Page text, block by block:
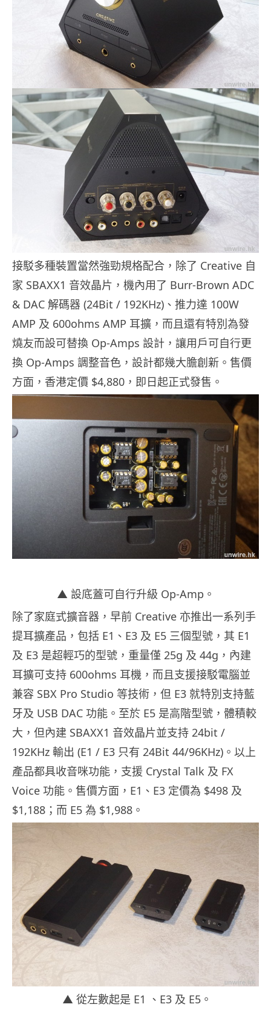
接駁多種裝置當然強勁規格配合，除了 Creative 自
家 SBAXX1 音效晶片，機內用了 Burr-Brown ADC
& DAC 解碼器 (24Bit / 192KHz)、推力達 100W
AMP 及 600ohms AMP 耳擴，而且還有特別為發
燒友而設可替換 Op-Amps 設計，讓用戶可自行更
換 Op-Amps 調整音色，設計都幾大膽創新。售價
方面，香港定價 $4,880，即日起正式發售。
▲ 設底蓋可自行升級 Op-Amp。
除了家庭式擴音器，早前 Creative 亦推出一系列手
提耳擴產品，包括 E1、E3 及 E5 三個型號，其 E1
及 E3 是超輕巧的型號，重量僅 25g 及 44g，內建
耳擴可支持 600ohms 耳機，而且支援接駁電腦並
兼容 SBX Pro Studio 等技術，但 E3 就特別支持藍
牙及 USB DAC 功能。至於 E5 是高階型號，體積較
大，但內建 SBAXX1 音效晶片並支持 24bit /
192KHz 輸出 (E1 / E3 只有 24Bit 44/96KHz)。以上
產品都具收音咪功能，支援 Crystal Talk 及 FX
Voice 功能。售價方面，E1、E3 定價為 $498 及
$1,188；而 E5 為 $1,988。
▲ 從左數起是 E1 、E3 及 E5。